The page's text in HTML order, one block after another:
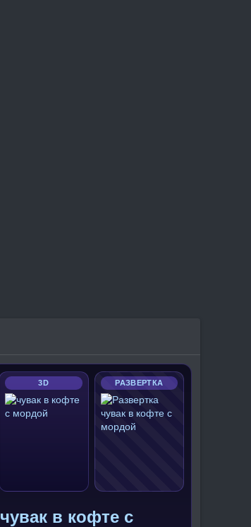
3D РАЗВЕРТКА
чувак в кофте с